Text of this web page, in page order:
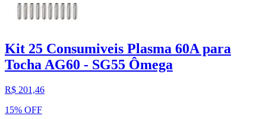
Kit 25 Consumiveis Plasma 60A para
Tocha AG60 - SG55 Ômega
R$ 201,46
15% OFF